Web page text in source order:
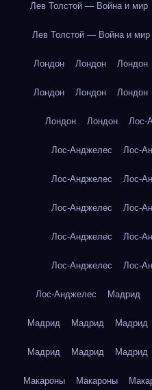
Лев Толстой — Война и мир
Лев Толстой — Война и мир
Лондон Лондон Лондон
Лондон Лондон Лондон
Лондон Лондон Лос-
Лос-Анджелес Лос-
Лос-Анджелес Лос-
Лос-Анджелес Лос-
Лос-Анджелес Лос-
Лос-Анджелес Лос-
Лос-Анджелес Мадрид
Мадрид Мадрид Мадрид
Мадрид Мадрид Мадрид
Макароны Макароны